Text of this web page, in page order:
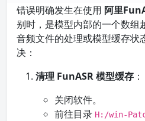
错误明确发生在使用 阿里
别时，是模型内部的一个数组
音频文件的处理或模型缓存状
决：
清理 FunASR 模型缓存 ：
关闭软件。
前往目录 H:/win-